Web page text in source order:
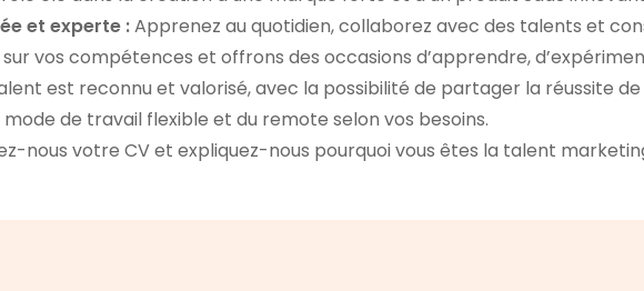
et experte :Apprenez au quotidien, collaborez avec des talents et
sur vos compétences et offrons des occasions d’apprendre,
est reconnu et valorisé, avec la possibilité de partager la réussite de
mode de travail flexible et du remote selon vos besoins.
nous votre CV et expliquez-nous pourquoi vous êtes la talent